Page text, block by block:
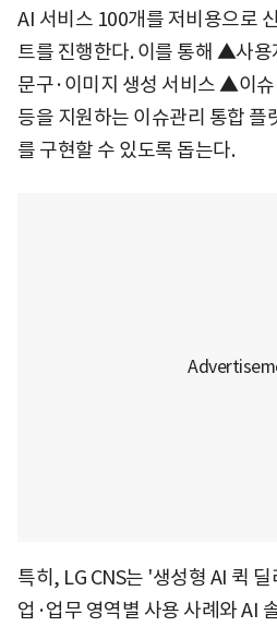
AI 서비스 100개를 저비용으로
트를 진행한다. 이를 통해 ▲사
문구·이미지 생성 서비스 ▲이
등을 지원하는 이슈관리 통합 플
를 구현할 수 있도록 돕는다.
특히, LG CNS는 '생성형 AI 퀵
업·업무 영역별 사용 사례와 AI